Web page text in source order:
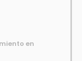
en